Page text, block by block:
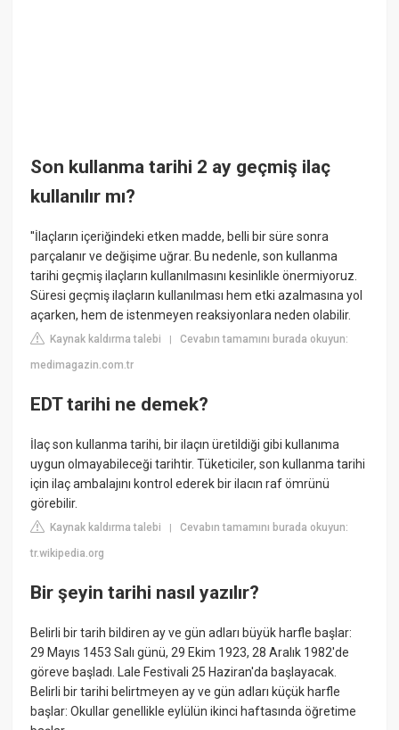
Son kullanma tarihi 2 ay geçmiş ilaç
kullanılır mı?
''İlaçların içeriğindeki etken madde, belli bir süre sonra
parçalanır ve değişime uğrar. Bu nedenle, son kullanma
tarihi geçmiş ilaçların kullanılmasını kesinlikle önermiyoruz.
Süresi geçmiş ilaçların kullanılması hem etki azalmasına yol
açarken, hem de istenmeyen reaksiyonlara neden olabilir.
Kaynak kaldırma talebi |Cevabın tamamını burada okuyun:
medimagazin.com.tr
EDT tarihi ne demek?
İlaç son kullanma tarihi, bir ilaçın üretildiği gibi kullanıma
uygun olmayabileceği tarihtir. Tüketiciler, son kullanma tarihi
için ilaç ambalajını kontrol ederek bir ilacın raf ömrünü
görebilir.
Kaynak kaldırma talebi |Cevabın tamamını burada okuyun:
tr.wikipedia.org
Bir şeyin tarihi nasıl yazılır?
Belirli bir tarih bildiren ay ve gün adları büyük harfle başlar:
29 Mayıs 1453 Salı günü, 29 Ekim 1923, 28 Aralık 1982'de
göreve başladı. Lale Festivali 25 Haziran'da başlayacak.
Belirli bir tarihi belirtmeyen ay ve gün adları küçük harfle
başlar: Okullar genellikle eylülün ikinci haftasında öğretime